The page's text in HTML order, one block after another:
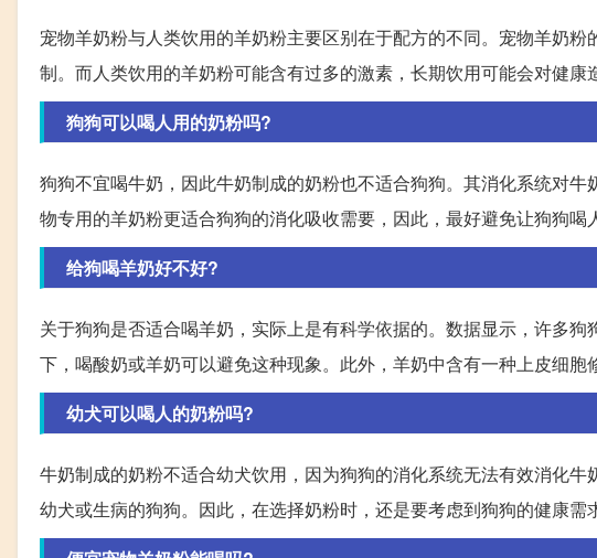
宠物羊奶粉与人类饮用的羊奶粉主要区别在于配方的不同。宠物羊奶
制。而人类饮用的羊奶粉可能含有过多的激素，长期饮用可能会对健康
狗狗可以喝人用的奶粉吗?
狗狗不宜喝牛奶，因此牛奶制成的奶粉也不适合狗狗。其消化系统对
物专用的羊奶粉更适合狗狗的消化吸收需要，因此，最好避免让狗狗喝
给狗喝羊奶好不好?
关于狗狗是否适合喝羊奶，实际上是有科学依据的。数据显示，许多
下，喝酸奶或羊奶可以避免这种现象。此外，羊奶中含有一种上皮细胞
幼犬可以喝人的奶粉吗?
牛奶制成的奶粉不适合幼犬饮用，因为狗狗的消化系统无法有效消化
幼犬或生病的狗狗。因此，在选择奶粉时，还是要考虑到狗狗的健康需